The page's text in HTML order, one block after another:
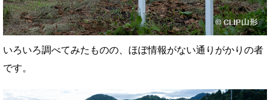
いろいろ調べてみたものの、ほぼ情報がない通りがかりの者
です。